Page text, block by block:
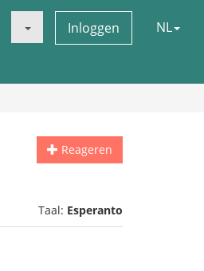
Inloggen NL
Reageren
Taal: Esperanto